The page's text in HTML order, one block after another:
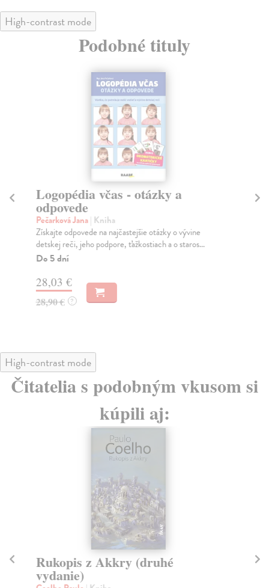
High-contrast mode
Podobné tituly
Logopédia včas - otázky a
odpovede
Pečarková Jana| Kniha
Získajte odpovede na najčastejšie otázky o vývine
detskej reči, jeho podpore, ťažkostiach a o staros...
Do 5 dní
28,03 €
28,90 € ?
High-contrast mode
Čitatelia s podobným vkusom si
kúpili aj:
Rukopis z Akkry (druhé
vydanie)